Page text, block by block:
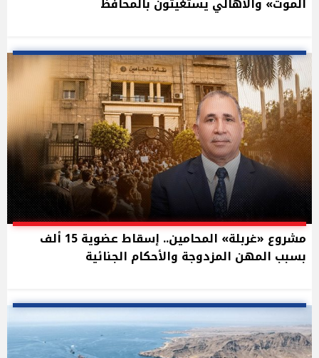
مشروع «غربلة» المحامين.. إسقاط عضوية 15 ألف
بسبب المهن المزدوجة والأحكام الجنائية